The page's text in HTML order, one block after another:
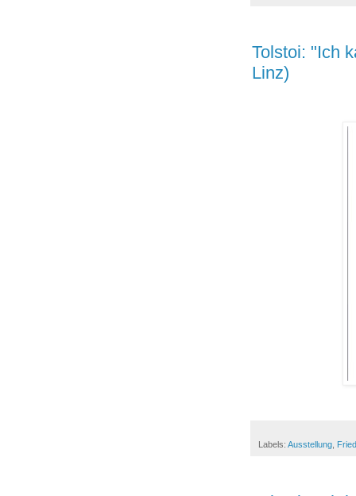
Tolstoi: "Ich
Linz)
Labels: Ausstellung